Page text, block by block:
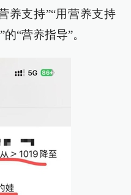
养支持”“用营养支持
“营养指导”。